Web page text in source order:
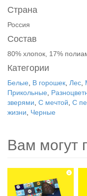
Страна
Россия
Состав
80% хлопок, 17%
Категории
Белые В горошек Лес
Прикольные
зверями С мечтой С
жизни
Черные
Вам могут